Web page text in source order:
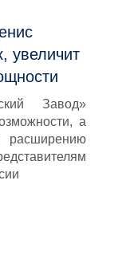
увеличит
Завод»
а
расширению